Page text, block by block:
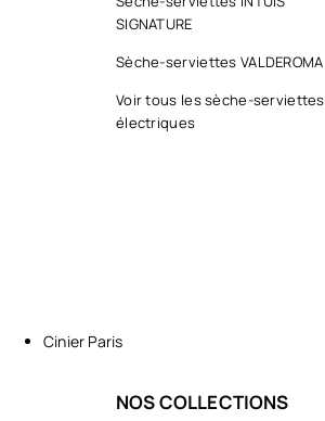
SIGNATURE
Sèche-serviettes VALDEROMA
Voir tous les sèche-serviettes
électriques
Sèche serviette
Cinier Paris
NOS COLLECTIONS